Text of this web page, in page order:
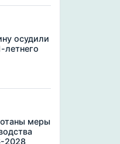
осудили
летнего
меры
2028